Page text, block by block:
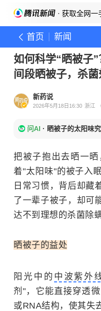
· 获取全网一
首页 新闻
如何科学“晒被子
间段晒被子，杀
新药说
2026年5月18日16:30 浙江
问AI · 晒被子的太阳味
把被子抱出去晒一
着"太阳味"的被子入
日常习惯，背后却藏
了一辈子被子，却
达不到理想的杀菌除
晒被子的益处
阳光中的 中波紫外
剂"，它能直接穿透
或RNA结构，使其失